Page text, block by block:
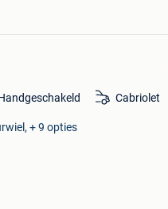
Cabriolet
+ 9 opties